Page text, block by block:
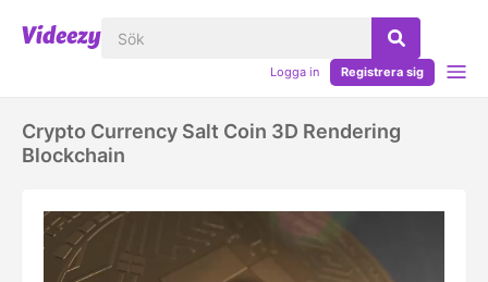
Logga in Registrera sig
Crypto Currency Salt Coin 3D Rendering
Blockchain